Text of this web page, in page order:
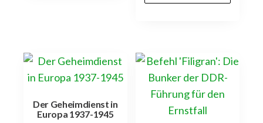
Der Geheimdienst in
Europa 1937-1945